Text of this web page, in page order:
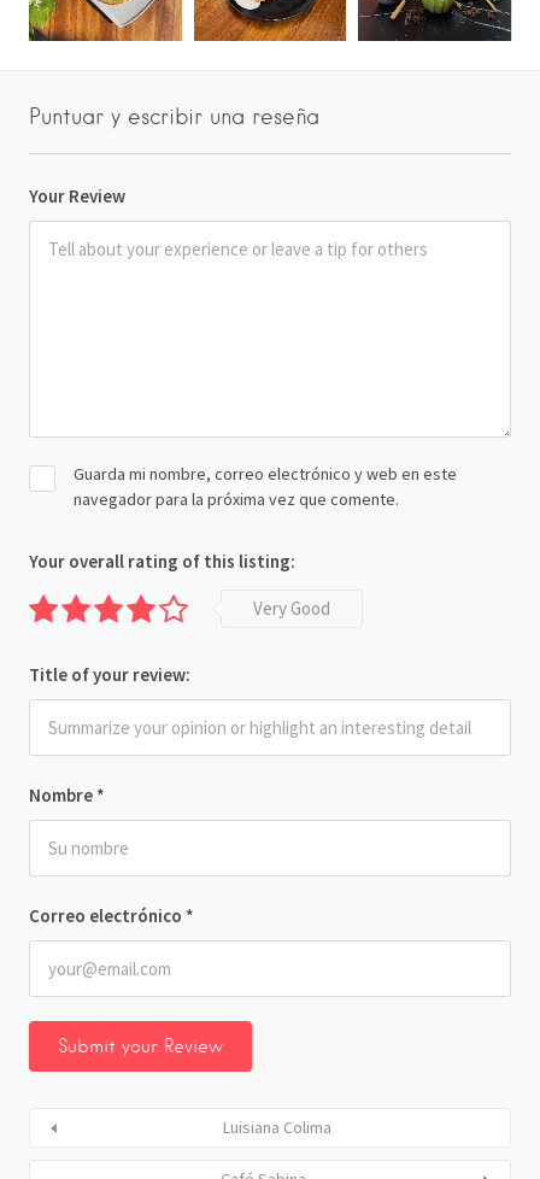
Puntuar y escribir una reseña
Your Review
Nombre *
Correo electrónico *
Guarda mi nombre, correo electrónico y web en este
navegador para la próxima vez que comente.
Your overall rating of this listing:
Very Good
Title of your review:
Luisiana Colima